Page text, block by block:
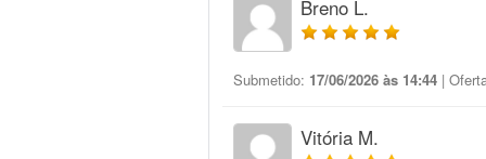
Breno L.
Submetido: 17/06/2026 às 14:44 |
Vitória M.